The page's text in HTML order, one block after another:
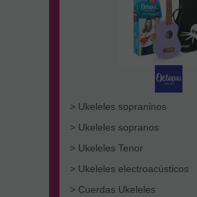
> Ukeleles sopraninos
> Ukeleles sopranos
> Ukeleles Tenor
> Ukeleles electroacústicos
> Cuerdas Ukeleles